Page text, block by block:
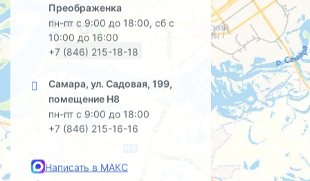
Преображенка
пн-пт с 9:00 до 18:00, сб с
10:00 до 16:00
+7 (846) 215-18-18
Самара, ул. Садовая, 199,
помещение Н8
пн-пт с 9:00 до 18:00
+7 (846) 215-16-16
Написать в МАКС
офис на Садовой